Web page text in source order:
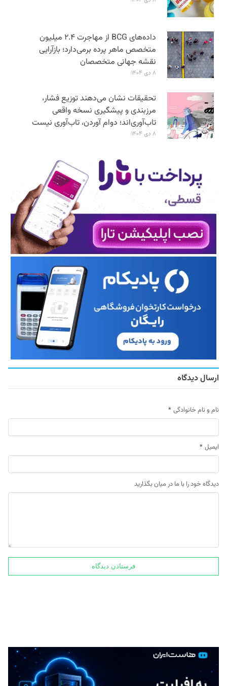
داده‌های BCG از مهاجرت ۲.۴ میلیون
متخصص ماهر پرده برمی‌دارد؛ بازآرایی
نقشه جهانی متخصصان
۸ دی ۱۴۰۴
تحقیقات نشان می‌دهند توزیع فشار،
مرزبندی و پیشگیری نسخه واقعی
تاب‌آوری‌اند؛ دوام آوردن، تاب‌آوری نیست
۸ دی ۱۴۰۴
ارسال دیدگاه
نام و نام خانوادگی *
ایمیل *
دیدگاه خود را با ما در میان بگذارید